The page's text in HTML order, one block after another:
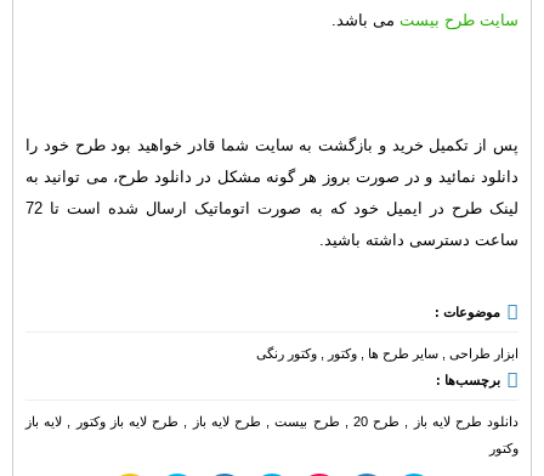
سایت طرح بیست می باشد.
پس از تکمیل خرید و بازگشت به سایت شما قادر خواهید بود طرح خود را
دانلود نمائید و در صورت بروز هر گونه مشکل در دانلود طرح، می توانید به
لینک طرح در ایمیل خود که به صورت اتوماتیک ارسال شده است تا 72
ساعت دسترسی داشته باشید.
موضوعات :
ابزار طراحی سایر طرح ها وکتور
وکتور رنگی
برچسب‌ها :
دانلود طرح لایه باز طرح 20 طرح بیست, طرح لایه باز طرح لایه باز وکتور
لایه باز
وکتور